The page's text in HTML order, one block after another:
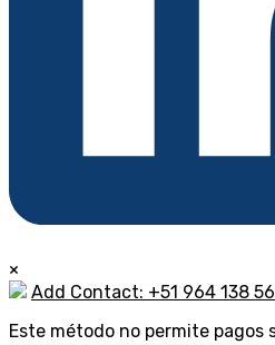
×
Add Contact: +51 964 138
Este método no permite pagos